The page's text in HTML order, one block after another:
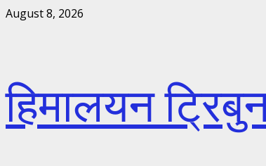
Skip
August 8, 2026
हिमालयन